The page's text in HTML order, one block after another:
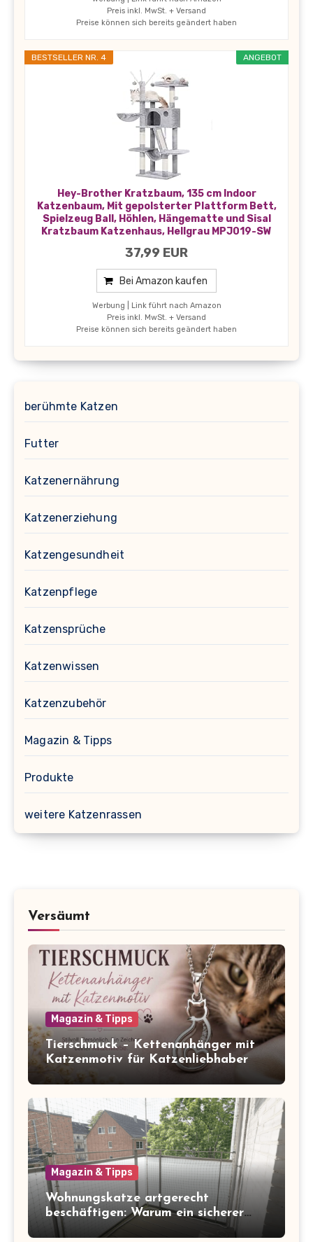
Preis inkl. MwSt. + Versand
Preise können sich bereits geändert haben
ANGEBOT
BESTSELLER NR. 4
Hey-Brother Kratzbaum, 135 cm Indoor
Katzenbaum, Mit gepolsterter Plattform Bett,
Spielzeug Ball, Höhlen, Hängematte und Sisal
Kratzbaum Katzenhaus, Hellgrau MPJ019-SW
37,99 EUR
Bei Amazon kaufen
Werbung | Link führt nach Amazon
Preis inkl. MwSt. + Versand
Preise können sich bereits geändert haben
berühmte Katzen
Futter
Katzenernährung
Katzenerziehung
Katzengesundheit
Katzenpflege
Katzensprüche
Katzenwissen
Katzenzubehör
Magazin & Tipps
Produkte
weitere Katzenrassen
Versäumt
Magazin & Tipps
Tierschmuck – Kettenanhänger mit
Katzenmotiv für Katzenliebhaber
Magazin & Tipps
Wohnungskatze artgerecht
beschäftigen: Warum ein sicherer
Balkon zum Freigang dazugehört